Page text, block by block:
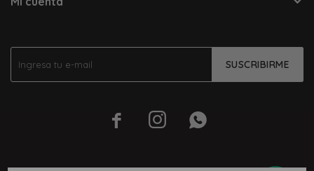
SUSCRIBIRME
  